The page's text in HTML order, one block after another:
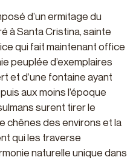
d’un ermitage du
à Santa Cristina, sainte
qui fait maintenant office
peuplée d’exemplaires
et d’une fontaine ayant
aux moins l’époque
surent tirer le
chênes des environs et la
qui les traverse
naturelle unique dans